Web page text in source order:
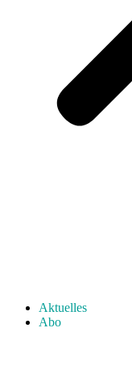
Aktuelles
Abo